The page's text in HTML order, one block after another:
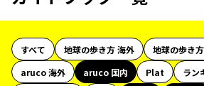
すべて 地球の歩き方 海外
地球の歩き
aruco 海外
aruco 国内 Plat
ラン